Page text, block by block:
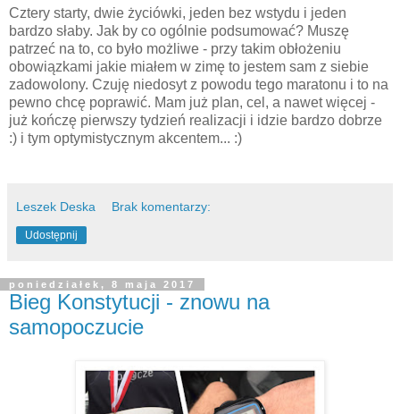
Cztery starty, dwie życiówki, jeden bez wstydu i jeden
bardzo słaby. Jak by co ogólnie podsumować? Muszę
patrzeć na to, co było możliwe - przy takim obłożeniu
obowiązkami jakie miałem w zimę to jestem sam z siebie
zadowolony. Czuję niedosyt z powodu tego maratonu i to na
pewno chcę poprawić. Mam już plan, cel, a nawet więcej -
już kończę pierwszy tydzień realizacji i idzie bardzo dobrze
:) i tym optymistycznym akcentem... :)
Leszek Deska Brak komentarzy:
Udostępnij
poniedziałek, 8 maja 2017
Bieg Konstytucji - znowu na
samopoczucie